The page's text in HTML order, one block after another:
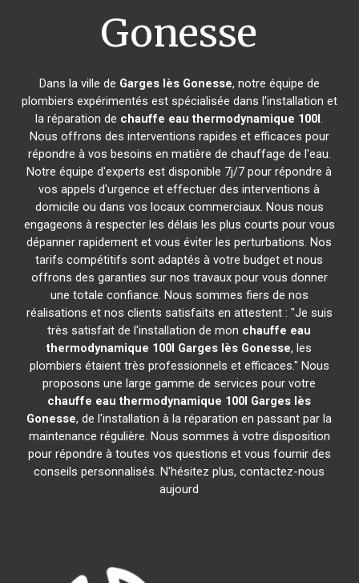
Gonesse
Dans la ville de Garges lès Gonesse, notre équipe de
plombiers expérimentés est spécialisée dans l'installation et
la réparation de chauffe eau thermodynamique 100l.
Nous offrons des interventions rapides et efficaces pour
répondre à vos besoins en matière de chauffage de l'eau.
Notre équipe d'experts est disponible 7j/7 pour répondre à
vos appels d'urgence et effectuer des interventions à
domicile ou dans vos locaux commerciaux. Nous nous
engageons à respecter les délais les plus courts pour vous
dépanner rapidement et vous éviter les perturbations. Nos
tarifs compétitifs sont adaptés à votre budget et nous
offrons des garanties sur nos travaux pour vous donner
une totale confiance. Nous sommes fiers de nos
réalisations et nos clients satisfaits en attestent : "Je suis
très satisfait de l'installation de mon chauffe eau
thermodynamique 100l Garges lès Gonesse, les
plombiers étaient très professionnels et efficaces." Nous
proposons une large gamme de services pour votre
chauffe eau thermodynamique 100l Garges lès
Gonesse, de l'installation à la réparation en passant par la
maintenance régulière. Nous sommes à votre disposition
pour répondre à toutes vos questions et vous fournir des
conseils personnalisés. N'hésitez plus, contactez-nous
aujourd